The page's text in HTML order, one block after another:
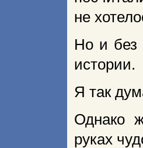
не
Но и без
истории.
Я так
Однако
руках